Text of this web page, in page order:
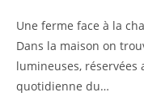
Une ferme face à la
Dans la maison on
lumineuses,
quotidienne du…